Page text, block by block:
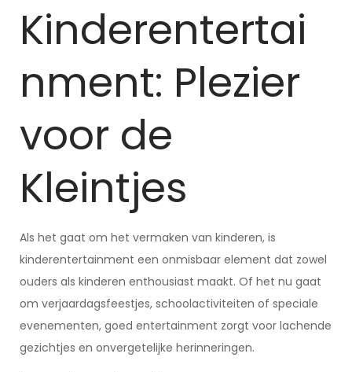
Kinderentertai
nment: Plezier
voor de
Kleintjes
Als het gaat om het vermaken van kinderen, is
kinderentertainment een onmisbaar element dat zowel
ouders als kinderen enthousiast maakt. Of het nu gaat
om verjaardagsfeestjes, schoolactiviteiten of speciale
evenementen, goed entertainment zorgt voor lachende
gezichtjes en onvergetelijke herinneringen.